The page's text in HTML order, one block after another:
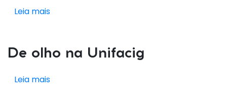
Leia mais
De olho na Unifacig
Leia mais